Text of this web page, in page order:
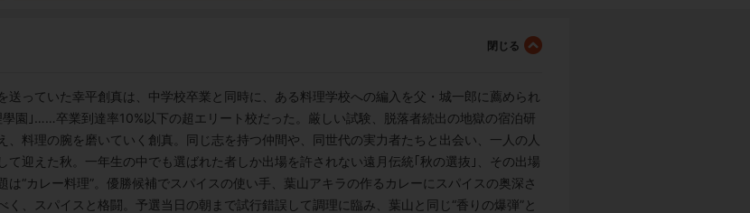
送っていた幸平創真は、中学校卒業と同時に、ある料理学校への編入を父・城一郎に薦められ
園｣……卒業到達率10%以下の超エリート校だった。厳しい試験、脱落者続出の地獄の宿泊研
料理の腕を磨いていく創真。同じ志を持つ仲間や、同世代の実力者たちと出会い、一人の人
迎えた秋。一年生の中でも選ばれた者しか出場を許されない遠月伝統｢秋の選抜｣、その出場
“カレー料理”。優勝候補でスパイスの使い手、葉山アキラの作るカレーにスパイスの奥深さ
、スパイスと格闘。予選当日の朝まで試行錯誤して調理に臨み、葉山と同じ“香りの爆弾”と